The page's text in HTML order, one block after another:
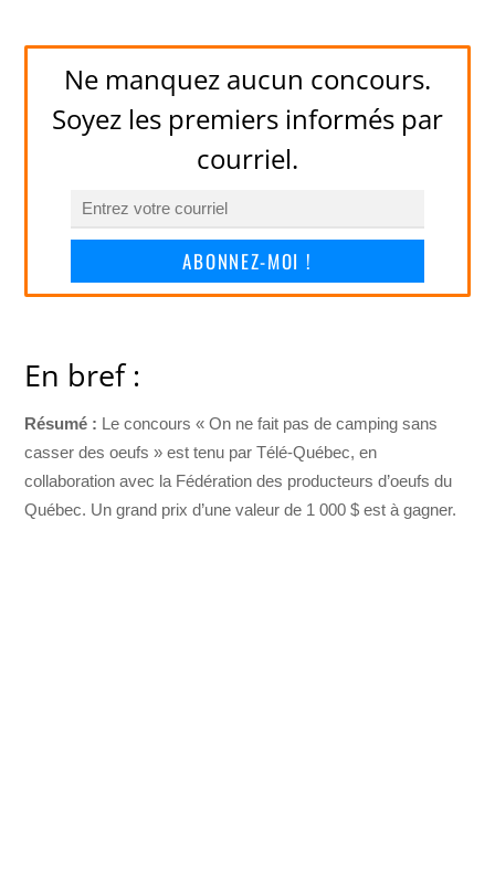
Ne manquez aucun concours.
Soyez les premiers informés par
courriel.
ABONNEZ-MOI !
En bref :
Résumé : Le concours « On ne fait pas de camping sans
casser des oeufs » est tenu par Télé‐Québec, en
collaboration avec la Fédération des producteurs d’oeufs du
Québec. Un grand prix d’une valeur de 1 000 $ est à gagner.